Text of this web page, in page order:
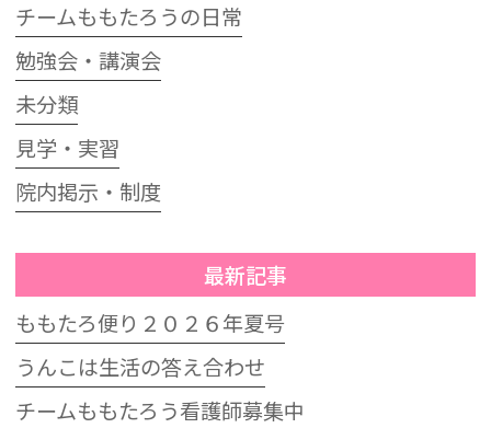
チームももたろうの日常
勉強会・講演会
未分類
見学・実習
院内掲示・制度
最新記事
ももたろ便り２０２６年夏号
うんこは生活の答え合わせ
チームももたろう看護師募集中